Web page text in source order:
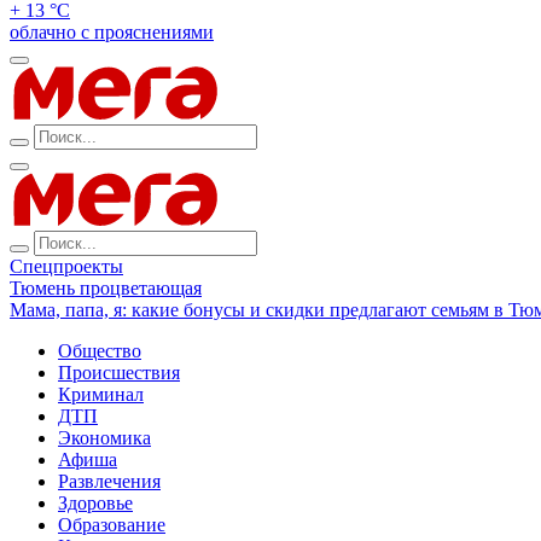
+ 13 °С
облачно с прояснениями
Спецпроекты
Тюмень процветающая
Мама, папа, я: какие бонусы и скидки предлагают семьям в
Общество
Происшествия
Криминал
ДТП
Экономика
Афиша
Развлечения
Здоровье
Образование